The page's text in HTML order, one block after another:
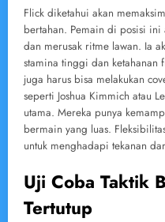
Flick diketahui akan
bertahan. Pemain di posisi
dan merusak ritme lawan. Ia
stamina tinggi dan
juga harus bisa melakukan
seperti Joshua Kimmich atau
utama. Mereka punya
bermain yang luas.
untuk menghadapi tekanan
Uji Coba Taktik
Tertutup